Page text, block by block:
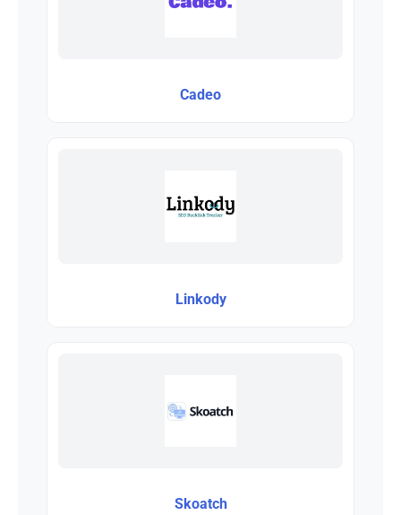
Cadeo
Linkody
Skoatch